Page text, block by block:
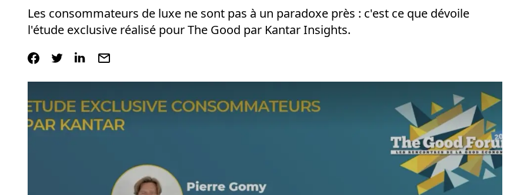
Les consommateurs de luxe ne sont pas à un paradoxe près : c'est ce que dévoile
l'étude exclusive réalisé pour The Good par Kantar Insights.